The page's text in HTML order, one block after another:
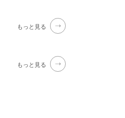
もっと見る
もっと見る